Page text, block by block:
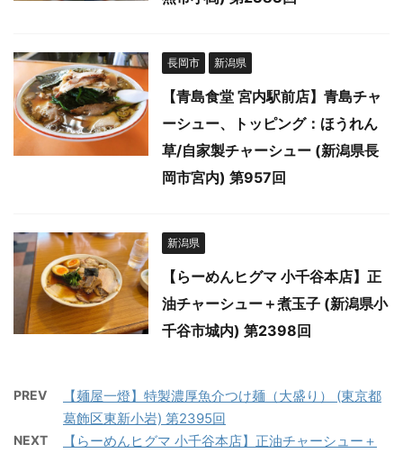
長岡市 新潟県
【青島食堂 宮内駅前店】青島チャ
ーシュー、トッピング：ほうれん
草/自家製チャーシュー (新潟県長
岡市宮内) 第957回
新潟県
【らーめんヒグマ 小千谷本店】正
油チャーシュー＋煮玉子 (新潟県小
千谷市城内) 第2398回
PREV
【麺屋一燈】特製濃厚魚介つけ麺（大盛り） (東京都
葛飾区東新小岩) 第2395回
NEXT
【らーめんヒグマ 小千谷本店】正油チャーシュー＋